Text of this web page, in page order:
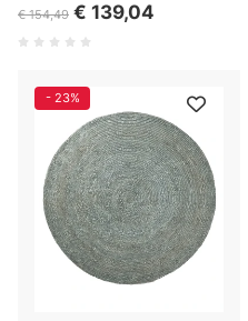
€ 154,49 € 139,04
- 23%